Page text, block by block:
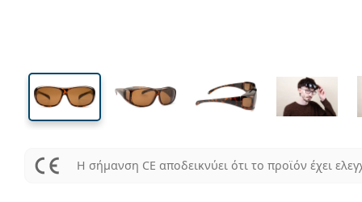
Η σήμανση CE αποδεικνύει ότι το προϊόν έχει